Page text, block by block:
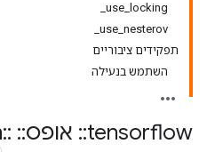
use_locking_
use_nesterov_
תפקידים ציבוריים
השתמש בנעילה
tensorflow
:: אופס::
::